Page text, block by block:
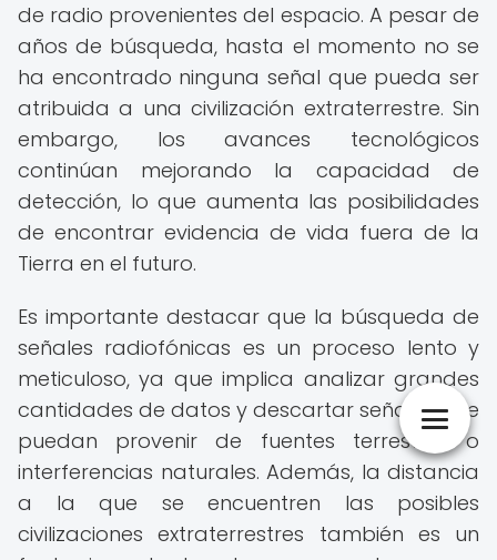
de radio provenientes del espacio. A pesar de
años de búsqueda, hasta el momento no se
ha encontrado ninguna señal que pueda ser
atribuida a una civilización extraterrestre. Sin
embargo, los avances tecnológicos
continúan mejorando la capacidad de
detección, lo que aumenta las posibilidades
de encontrar evidencia de vida fuera de la
Tierra en el futuro.
Es importante destacar que la búsqueda de
señales radiofónicas es un proceso lento y
meticuloso, ya que implica analizar grandes
cantidades de datos y descartar señales que
puedan provenir de fuentes terrestres o
interferencias naturales. Además, la distancia
a la que se encuentren las posibles
civilizaciones extraterrestres también es un